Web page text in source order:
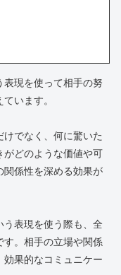
表現を使って相手の努
います。
でなく、何に驚いた
がどのような価値や可
関係性を深める効果が
う表現を使う際も、全
す。相手の立場や関係
果的なコミュニケー